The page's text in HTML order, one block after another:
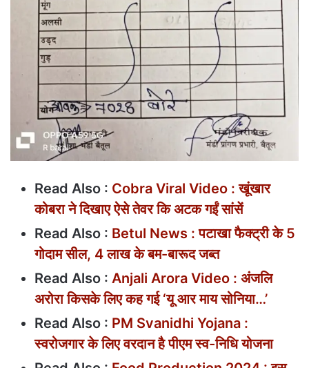
Read Also : Cobra Viral Video : खूंखार
कोबरा ने दिखाए ऐसे तेवर कि अटक गईं सांसें
Read Also : Betul News : पटाखा फैक्ट्री के 5
गोदाम सील, 4 लाख के बम-बारूद जब्त
Read Also : Anjali Arora Video : अंजलि
अरोरा किसके लिए कह गई ‘यू आर माय सोनिया…’
Read Also : PM Svanidhi Yojana :
स्वरोजगार के लिए वरदान है पीएम स्व-निधि योजना